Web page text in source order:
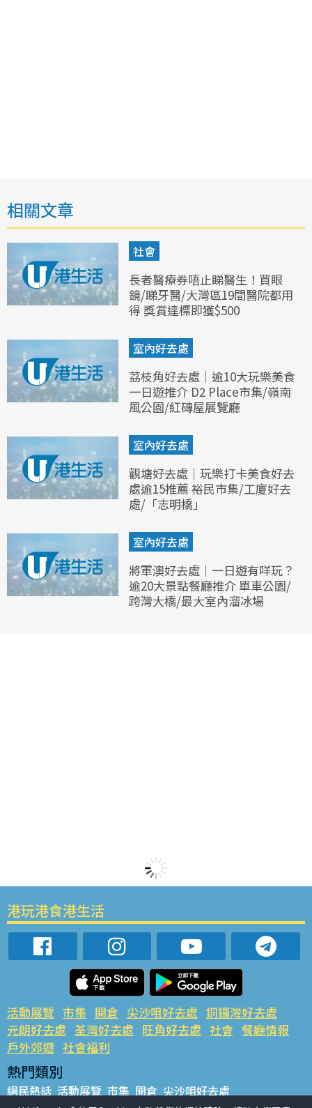
相關文章
社會
長者醫療券唔止睇醫生！買眼
鏡/睇牙醫/大灣區19間醫院都用
得 獎賞達標即獲$500
室內好去處
荔枝角好去處｜逾10大玩樂美食
一日遊推介 D2 Place市集/嶺南
風公園/紅磚屋展覽廳
室內好去處
觀塘好去處｜玩樂打卡美食好去
處逾15推薦 裕民市集/工廈好去
處/「志明橋」
室內好去處
將軍澳好去處｜一日遊有咩玩？
逾20大景點餐廳推介 單車公園/
跨灣大橋/最大室內溜冰場
港玩港食港生活
活動展覽 市集 開倉 尖沙咀好去處 銅鑼灣好去處
元朗好去處 荃灣好去處 旺角好去處 社會 餐廳情報
戶外郊遊 社會福利
熱門類別
網民熱話 活動展覽 市集 開倉 尖沙咀好去處